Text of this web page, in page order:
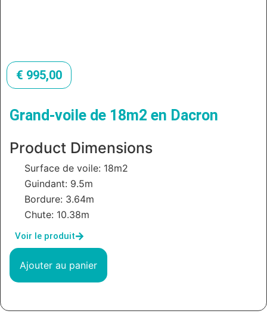
€ 995,00
Grand-voile de 18m2 en Dacron
Product Dimensions
Surface de voile: 18m2
Guindant: 9.5m
Bordure: 3.64m
Chute: 10.38m
Voir le produit
Ajouter au panier